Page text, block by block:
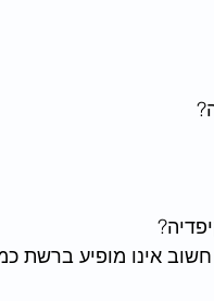
אינו מופיע ברשת